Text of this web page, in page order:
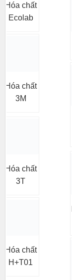
Hóa chất
Ecolab
Hóa chất
3M
Hóa chất
3T
Hóa chất
H+T01